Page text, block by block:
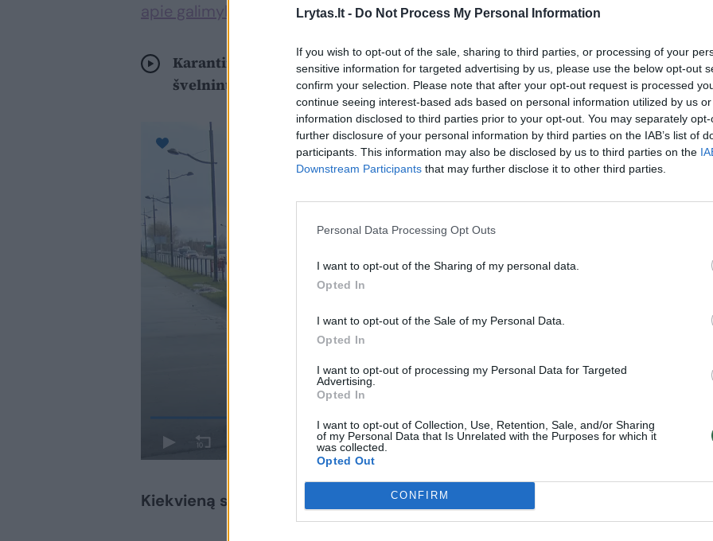
Lrytas.lt - Do Not Process My Personal Information
If you wish to opt-out of the sale, sharing to third parties, or processing of your
sensitive information for targeted advertising by us, please use the below opt-out
confirm your selection. Please note that after your opt-out request is processed
continue seeing interest-based ads based on personal information utilized by us
information disclosed to third parties prior to your opt-out. You may separately
further disclosure of your personal information by third parties on the IAB’s list of
participants. This information may also be disclosed by us to third parties on the
Downstream Participants that may further disclose it to other third parties.
Personal Data Processing Opt Outs
I want to opt-out of the Sharing of my personal data.
Opted In
I want to opt-out of the Sale of my Personal Data.
Opted In
I want to opt-out of processing my Personal Data for Targeted
Advertising.
Opted In
I want to opt-out of Collection, Use, Retention, Sale, and/or Sharing
of my Personal Data that Is Unrelated with the Purposes for which it
was collected.
Opted Out
CONFIRM
apie galimybę juos sušvelninti.
Karantine galimai gyvensime ir kovo mėnesį: jei aplinkybės leis, valdžia
švelninti ribojimus
Kiekvieną savaitę peržiūrės draudimus